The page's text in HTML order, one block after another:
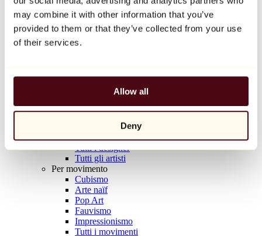
may combine it with other information that you’ve
provided to them or that they’ve collected from your use
of their services.
Allow all
Deny
Balloon Dog (Orange)
Jeff Koons
10.000 €
Artisti
Tutti i pittori
Tutti i fotografi
Tutti i disegnatori
Tutti i designer
Tutti gli artisti
Per movimento
Cubismo
Arte naïf
Pop Art
Fauvismo
Impressionismo
Tutti i movimenti